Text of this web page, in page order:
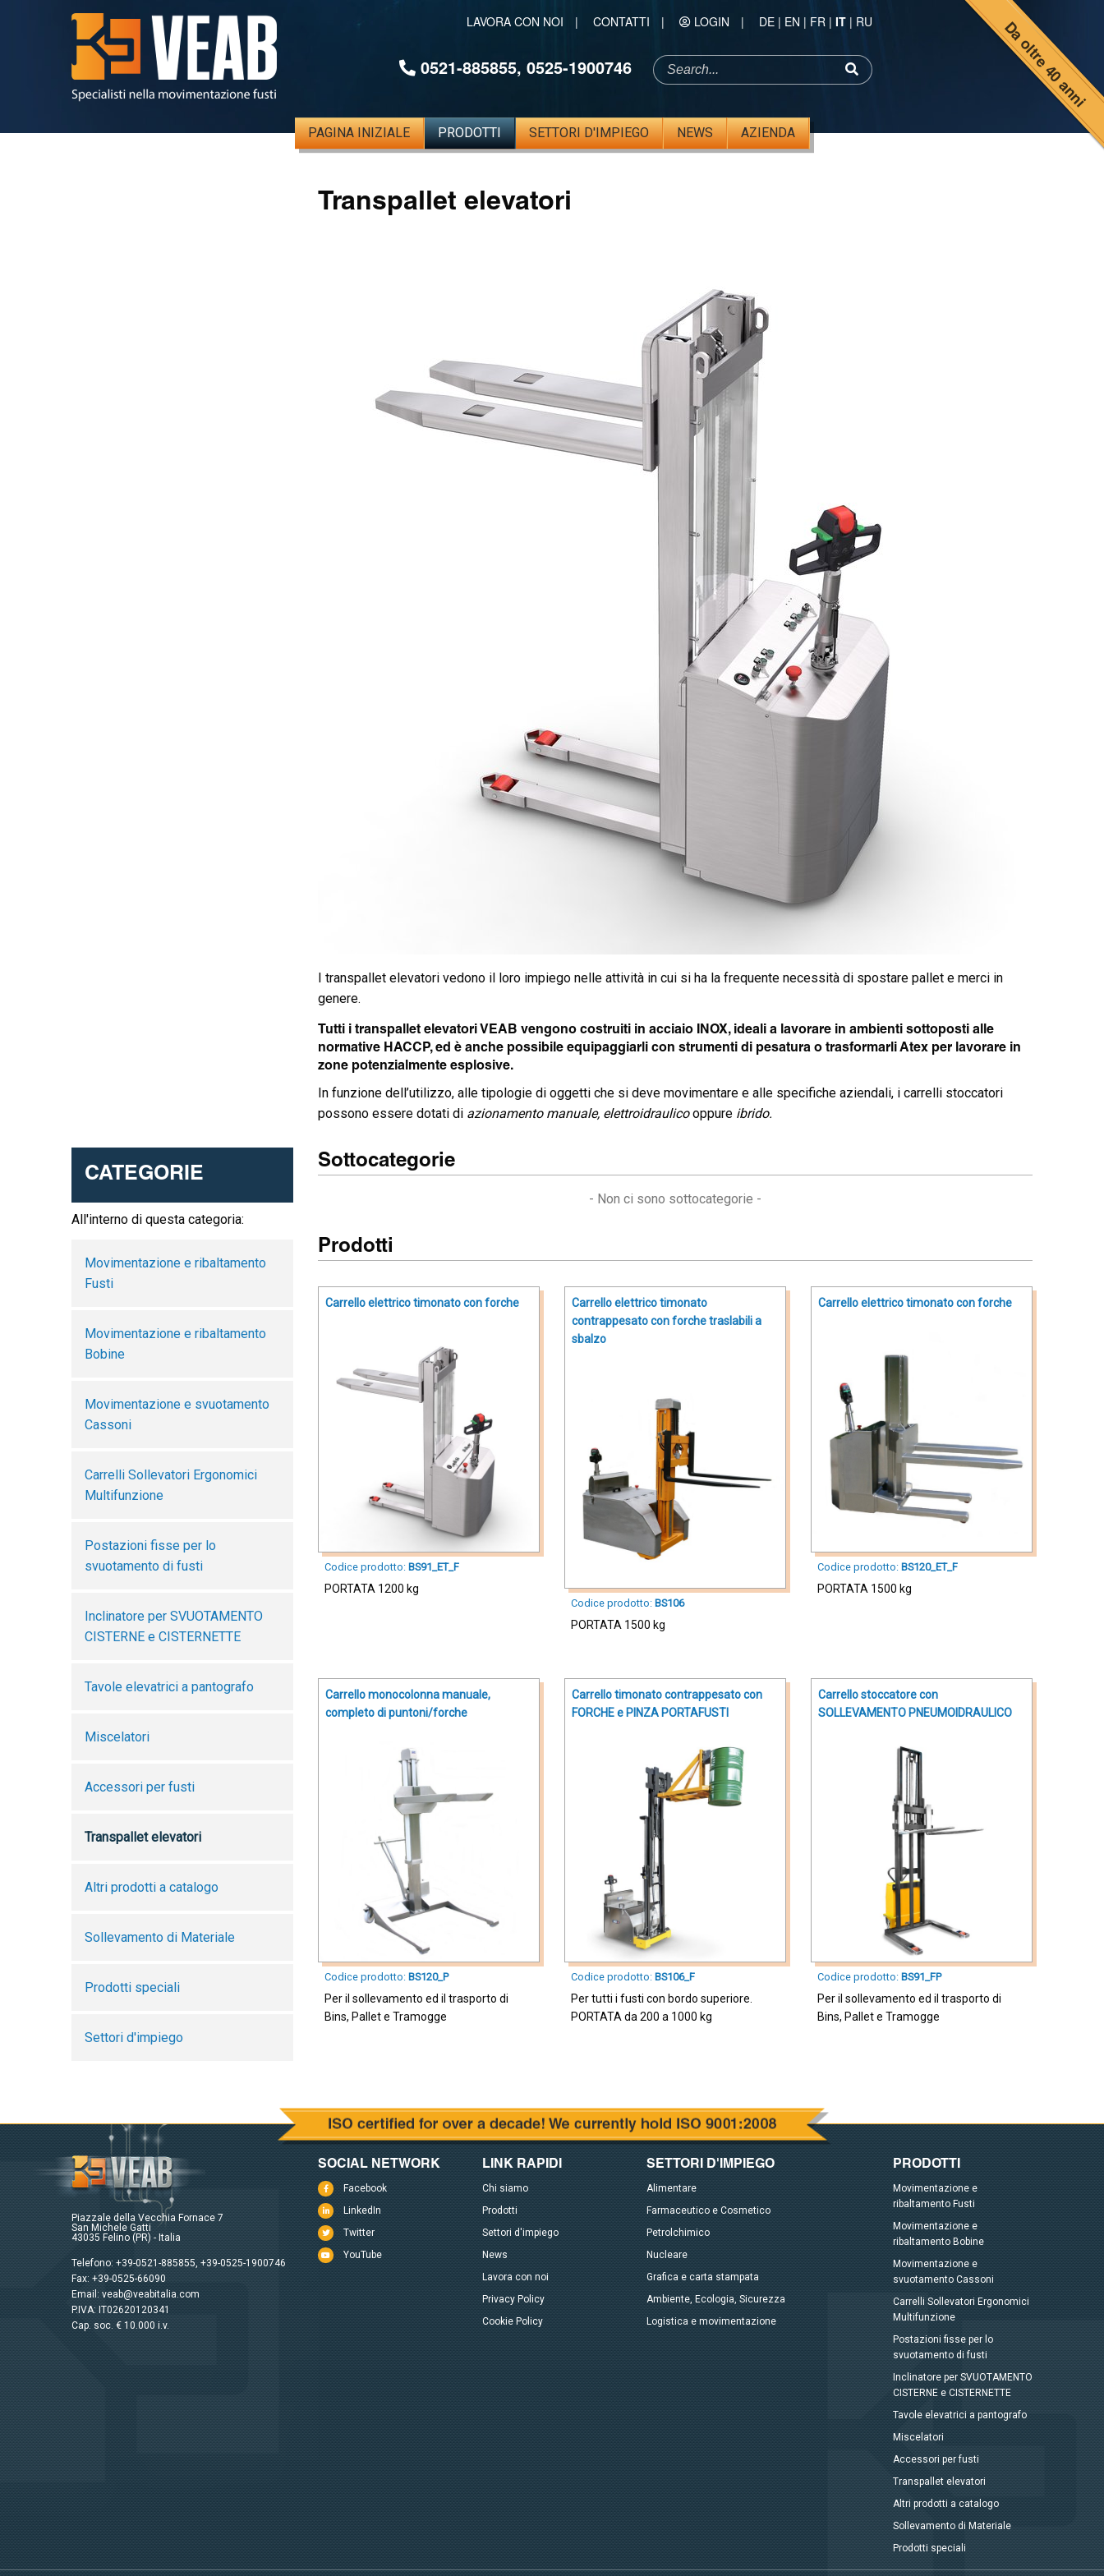
Da oltre 40 anni
LAVORA CON NOI | CONTATTI | LOGIN | DE| EN | FR| IT| RU
0521-885855,0525-1900746
PAGINA INIZIALE PRODOTTI SETTORI D'IMPIEGO NEWS AZIENDA
CATEGORIE
All'interno di questa categoria:
Movimentazione e ribaltamento
Fusti
Movimentazione e ribaltamento
Bobine
Movimentazione e svuotamento
Cassoni
Carrelli Sollevatori Ergonomici
Multifunzione
Postazioni fisse per lo
svuotamento di fusti
Inclinatore per SVUOTAMENTO
CISTERNE e CISTERNETTE
Tavole elevatrici a pantografo
Miscelatori
Accessori per fusti
Transpallet elevatori
Altri prodotti a catalogo
Sollevamento di Materiale
Prodotti speciali
Settori d'impiego
Transpallet elevatori
I transpallet elevatori vedono il loro impiego nelle attività in cui si ha la frequente necessità di spostare pallet e merci in
genere.
Tutti i transpallet elevatori VEAB vengono costruiti in acciaio INOX, ideali a lavorare in ambienti sottoposti alle
normative HACCP, ed è anche possibile equipaggiarli con strumenti di pesatura o trasformarli Atex per lavorare in
zone potenzialmente esplosive.
In funzione dell’utilizzo, alle tipologie di oggetti che si deve movimentare e alle specifiche aziendali, i carrelli stoccatori
possono essere dotati di azionamento manuale, elettroidraulicooppure ibrido.
Sottocategorie
- Non ci sono sottocategorie -
Prodotti
Carrello elettrico timonato con forche
Codice prodotto: BS91_ET_F
PORTATA 1200 kg
Carrello elettrico timonato
contrappesato con forche traslabili a
sbalzo
Codice prodotto: BS106
PORTATA 1500 kg
Carrello elettrico timonato con forche
Codice prodotto: BS120_ET_F
PORTATA 1500 kg
Carrello monocolonna manuale,
completo di puntoni/forche
Codice prodotto: BS120_P
Per il sollevamento ed il trasporto di
Bins, Pallet e Tramogge
Carrello timonato contrappesato con
FORCHE e PINZA PORTAFUSTI
Codice prodotto: BS106_F
Per tutti i fusti con bordo superiore.
PORTATA da 200 a 1000 kg
Carrello stoccatore con
SOLLEVAMENTO PNEUMOIDRAULICO
Codice prodotto: BS91_FP
Per il sollevamento ed il trasporto di
Bins, Pallet e Tramogge
Piazzale della Vecchia Fornace 7
San Michele Gatti
43035 Felino (PR) - Italia
Telefono: +39-0521-885855 +39-0525-1900746
Fax: +39-0525-66090
Email: veab@veabitalia.com
P.IVA: IT02620120341
Cap. soc. € 10.000 i.v.
SOCIAL NETWORK
Facebook
LinkedIn
Twitter
YouTube
LINK RAPIDI
Chi siamo
Prodotti
Settori d'impiego
News
Lavora con noi
Privacy Policy
Cookie Policy
SETTORI D'IMPIEGO
Alimentare
Farmaceutico e Cosmetico
Petrolchimico
Nucleare
Grafica e carta stampata
Ambiente, Ecologia, Sicurezza
Logistica e movimentazione
PRODOTTI
Movimentazione e
ribaltamento Fusti
Movimentazione e
ribaltamento Bobine
Movimentazione e
svuotamento Cassoni
Carrelli Sollevatori Ergonomici
Multifunzione
Postazioni fisse per lo
svuotamento di fusti
Inclinatore per SVUOTAMENTO
CISTERNE e CISTERNETTE
Tavole elevatrici a pantografo
Miscelatori
Accessori per fusti
Transpallet elevatori
Altri prodotti a catalogo
Sollevamento di Materiale
Prodotti speciali